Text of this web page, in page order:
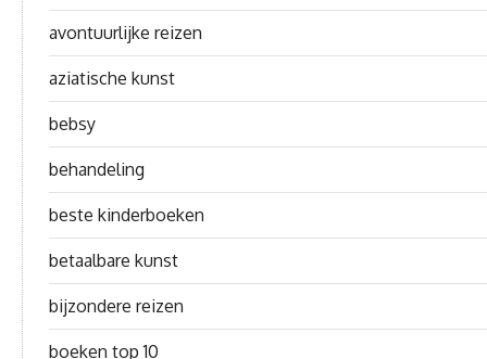
avontuurlijke reizen
aziatische kunst
bebsy
behandeling
beste kinderboeken
betaalbare kunst
bijzondere reizen
boeken top 10